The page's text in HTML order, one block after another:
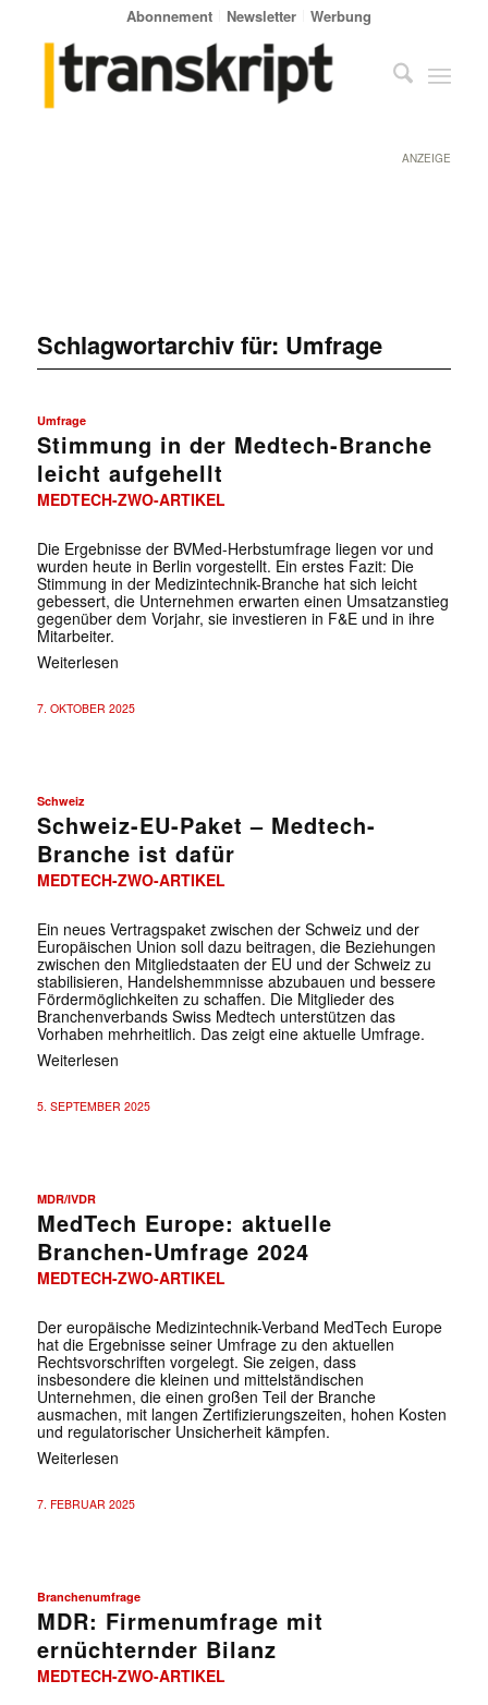
Abonnement Newsletter Werbung
ANZEIGE
Schlagwortarchiv für: Umfrage
Umfrage
Stimmung in der Medtech-Branche
leicht aufgehellt
MEDTECH-ZWO-ARTIKEL
Die Ergebnisse der BVMed-Herbstumfrage liegen vor und
wurden heute in Berlin vorgestellt. Ein erstes Fazit: Die
Stimmung in der Medizintechnik-Branche hat sich leicht
gebessert, die Unternehmen erwarten einen Umsatzanstieg
gegenüber dem Vorjahr, sie investieren in F&E und in ihre
Mitarbeiter.
Weiterlesen
7. OKTOBER 2025
Schweiz
Schweiz-EU-Paket – Medtech-
Branche ist dafür
MEDTECH-ZWO-ARTIKEL
Ein neues Vertragspaket zwischen der Schweiz und der
Europäischen Union soll dazu beitragen, die Beziehungen
zwischen den Mitgliedstaaten der EU und der Schweiz zu
stabilisieren, Handelshemmnisse abzubauen und bessere
Fördermöglichkeiten zu schaffen. Die Mitglieder des
Branchenverbands Swiss Medtech unterstützen das
Vorhaben mehrheitlich. Das zeigt eine aktuelle Umfrage.
Weiterlesen
5. SEPTEMBER 2025
MDR/IVDR
MedTech Europe: aktuelle
Branchen-Umfrage 2024
MEDTECH-ZWO-ARTIKEL
Der europäische Medizintechnik-Verband MedTech Europe
hat die Ergebnisse seiner Umfrage zu den aktuellen
Rechtsvorschriften vorgelegt. Sie zeigen, dass
insbesondere die kleinen und mittelständischen
Unternehmen, die einen großen Teil der Branche
ausmachen, mit langen Zertifizierungszeiten, hohen Kosten
und regulatorischer Unsicherheit kämpfen.
Weiterlesen
7. FEBRUAR 2025
Branchenumfrage
MDR: Firmenumfrage mit
ernüchternder Bilanz
MEDTECH-ZWO-ARTIKEL